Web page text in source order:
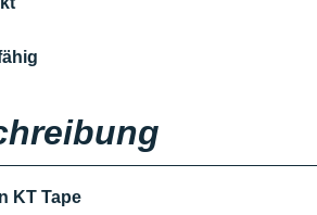
KT Tape